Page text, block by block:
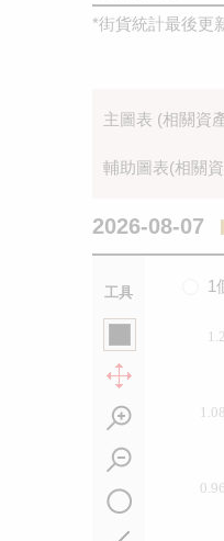
*街貨統計最後更
主圖表 (相關資
輔助圖表(相關
2026-08-07
工具 1
1.2
0.96
1.08